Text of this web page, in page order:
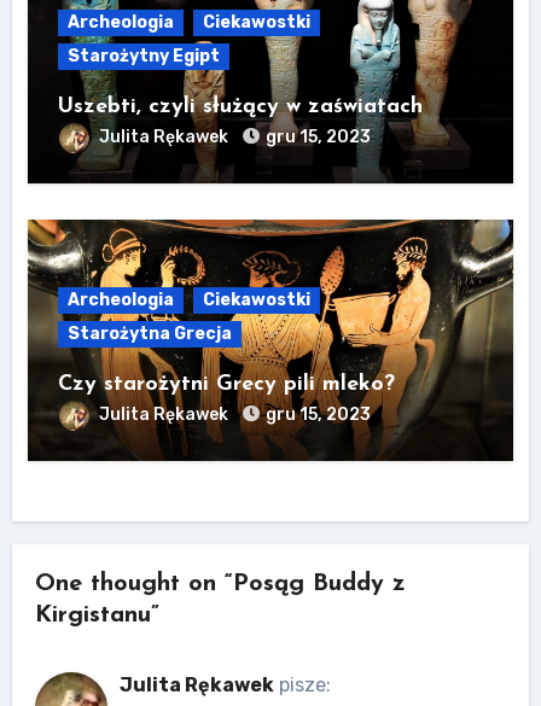
Archeologia
Ciekawostki
Starożytny Egipt
Uszebti, czyli służący w zaświatach
Julita Rękawek gru 15, 2023
Archeologia
Ciekawostki
Starożytna Grecja
Czy starożytni Grecy pili mleko?
Julita Rękawek gru 15, 2023
One thought on “Posąg Buddy z
Kirgistanu”
Julita Rękawek pisze: